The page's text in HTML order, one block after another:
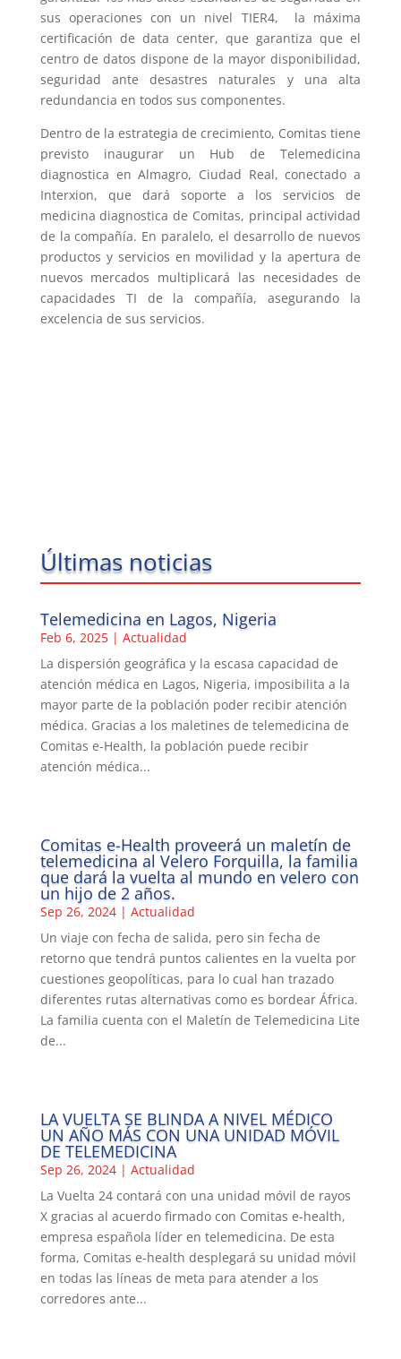
sus operaciones con un nivel TIER4, la máxima
certificación de data center, que garantiza que el
centro de datos dispone de la mayor disponibilidad,
seguridad ante desastres naturales y una alta
redundancia en todos sus componentes.
Dentro de la estrategia de crecimiento, Comitas tiene
previsto inaugurar un Hub de Telemedicina
diagnostica en Almagro, Ciudad Real, conectado a
Interxion, que dará soporte a los servicios de
medicina diagnostica de Comitas, principal actividad
de la compañía. En paralelo, el desarrollo de nuevos
productos y servicios en movilidad y la apertura de
nuevos mercados multiplicará las necesidades de
capacidades TI de la compañía, asegurando la
excelencia de sus servicios.
Últimas noticias
Telemedicina en Lagos, Nigeria
Feb 6, 2025| Actualidad
La dispersión geográfica y la escasa capacidad de
atención médica en Lagos, Nigeria, imposibilita a la
mayor parte de la población poder recibir atención
médica. Gracias a los maletines de telemedicina de
Comitas e-Health, la población puede recibir
atención médica...
Comitas e-Health proveerá un maletín de
telemedicina al Velero Forquilla, la familia
que dará la vuelta al mundo en velero con
un hijo de 2 años.
Sep 26, 2024| Actualidad
Un viaje con fecha de salida, pero sin fecha de
retorno que tendrá puntos calientes en la vuelta por
cuestiones geopolíticas, para lo cual han trazado
diferentes rutas alternativas como es bordear África.
La familia cuenta con el Maletín de Telemedicina Lite
de...
LA VUELTA SE BLINDA A NIVEL MÉDICO
UN AÑO MÁS CON UNA UNIDAD MÓVIL
DE TELEMEDICINA
Sep 26, 2024| Actualidad
La Vuelta 24 contará con una unidad móvil de rayos
X gracias al acuerdo firmado con Comitas e-health,
empresa española líder en telemedicina. De esta
forma, Comitas e-health desplegará su unidad móvil
en todas las líneas de meta para atender a los
corredores ante...